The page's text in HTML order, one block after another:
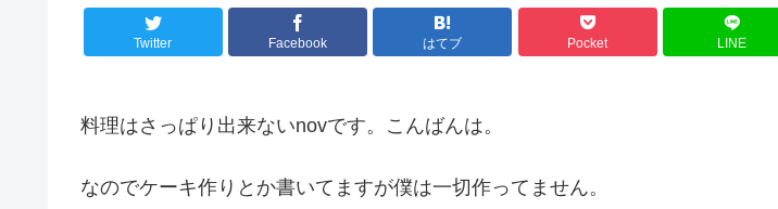
Twitter Facebook はてブ Pocket LINE
料理はさっぱり出来ないnovです。こんばんは。
なのでケーキ作りとか書いてますが僕は一切作ってません。